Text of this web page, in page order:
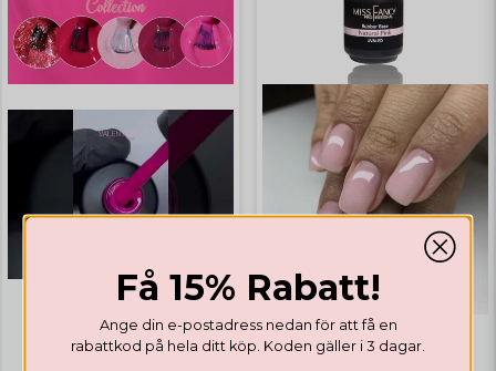
GELLACK
Få 15% Rabatt!
Ange din e-postadress nedan för att få en
rabattkod på hela ditt köp. Koden gäller i 3 dagar.